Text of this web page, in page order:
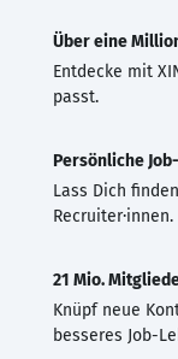
Über eine
Entdecke mit
passt.
Persönliche
Lass Dich
Recruiter·innen.
21 Mio.
Knüpf neue
besseres Job-